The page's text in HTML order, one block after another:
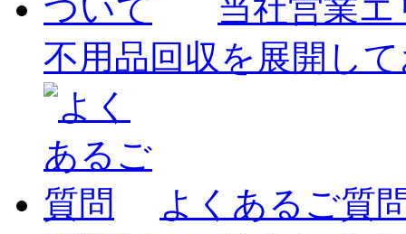
当社営業
不用品回収を展開し
よくあるご質